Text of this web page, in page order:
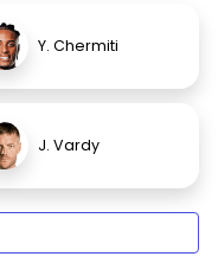
Y. Chermiti
J. Vardy